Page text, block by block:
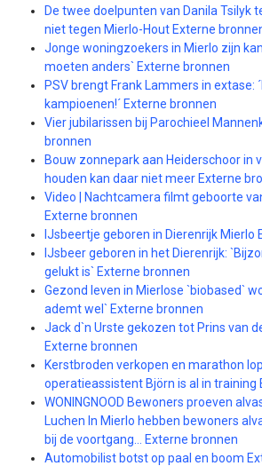
De twee doelpunten van Danila Tsilyk
niet tegen Mierlo-Hout Externe
Jonge woningzoekers in Mierlo zijn
moeten anders` Externe bronnen
PSV brengt Frank Lammers in extase:
kampioenen!´ Externe bronnen
Vier jubilarissen bij Parochieel
bronnen
Bouw zonnepark aan Heiderschoor in
houden kan daar niet meer Externe
Video | Nachtcamera filmt geboorte
Externe bronnen
IJsbeertje geboren in Dierenrijk Mierlo
IJsbeer geboren in het Dierenrijk:
gelukt is` Externe bronnen
Gezond leven in Mierlose `biobased`
ademt wel` Externe bronnen
Jack d`n Urste gekozen tot Prins van
Externe bronnen
Kerstbroden verkopen en marathon
operatieassistent Björn is al in training
WONINGNOOD Bewoners proeven
Luchen In Mierlo hebben bewoners
bij de voortgang… Externe bronnen
Automobilist botst op paal en boom